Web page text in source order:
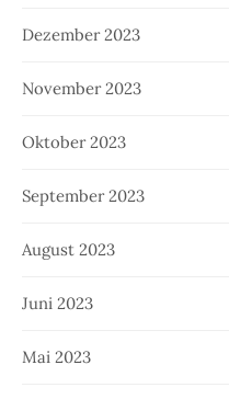
Dezember 2023
November 2023
Oktober 2023
September 2023
August 2023
Juni 2023
Mai 2023